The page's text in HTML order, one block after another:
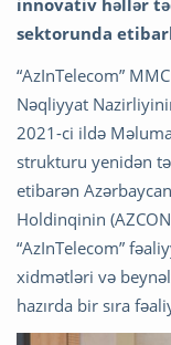
sektorunda
“AzInTelecom”
Nəqliyyat
2021-ci ildə
strukturu yenidən
etibarən
Holdinqinin
“AzInTelecom”
xidmətləri və
hazırda bir sıra